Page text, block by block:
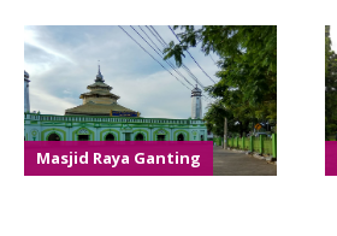
Masjid Raya Ganting